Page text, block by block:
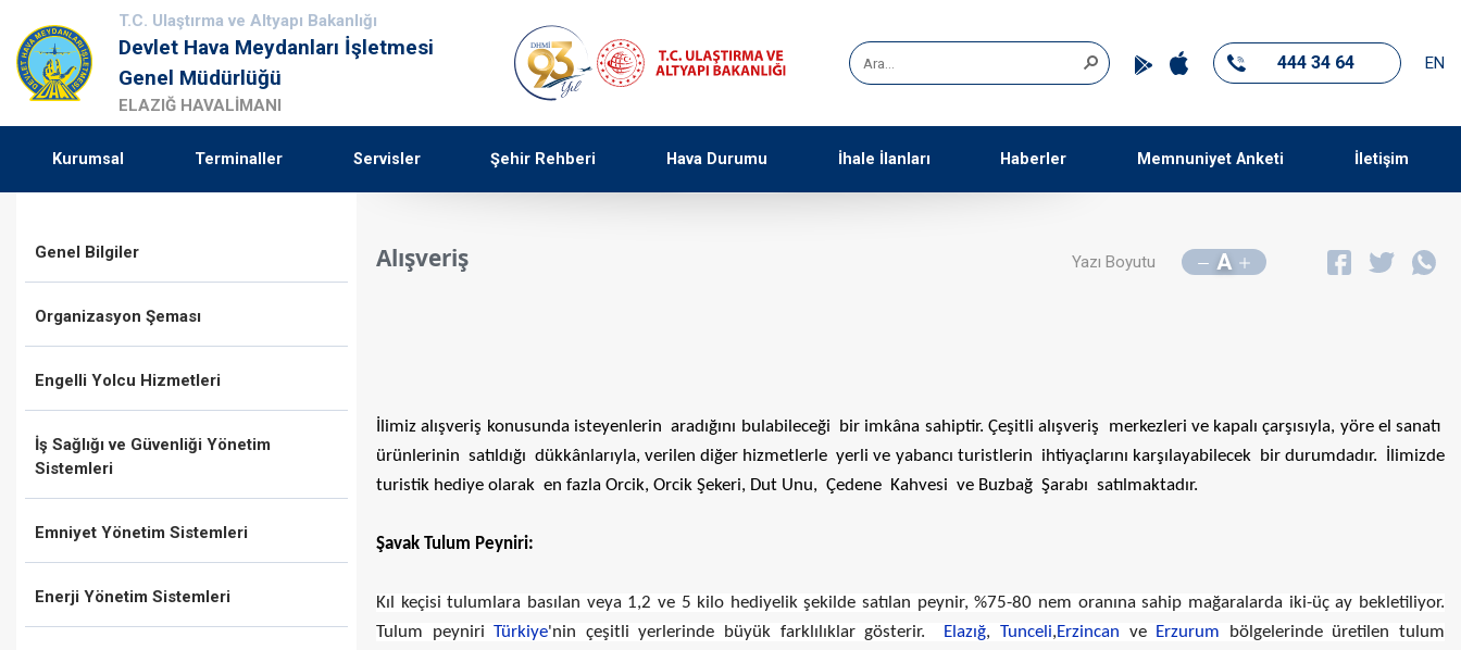
T.C. Ulaştırma ve Altyapı Bakanlığı
Devlet Hava Meydanları İşletmesi
Genel Müdürlüğü
ELAZIĞ HAVALİMANI
444 34 64 EN
Kurumsal Terminaller Servisler Şehir Rehberi Hava Durumu İhale İlanları Haberler Memnuniyet Anketi İletişim
Genel Bilgiler
Organizasyon Şeması
Engelli Yolcu Hizmetleri
İş Sağlığı ve Güvenliği Yönetim
Sistemleri
Emniyet Yönetim Sistemleri
Enerji Yönetim Sistemleri
Alışveriş Yazı Boyutu A
İlimiz alışveriş konusunda isteyenlerin aradığını bulabileceği bir imkâna sahiptir. Çeşitli alışveriş merkezleri ve kapalı çarşısıyla, yöre el sanatı
ürünlerinin satıldığı dükkânlarıyla, verilen diğer hizmetlerle yerli ve yabancı turistlerin ihtiyaçlarını karşılayabilecek bir durumdadır. İlimizde
turistik hediye olarak en fazla Orcik, Orcik Şekeri, Dut Unu, Çedene Kahvesi ve Buzbağ Şarabı satılmaktadır.
Şavak Tulum Peyniri:
Kıl keçisi tulumlara basılan veya 1,2 ve 5 kilo hediyelik şekilde satılan peynir, %75-80 nem oranına sahip mağaralarda iki-üç ay bekletiliyor.
Tulum peyniriTürkiye'nin çeşitli yerlerinde büyük farklılıklar gösterir. Elazığ,Tunceli,Erzincan ve Erzurum bölgelerinde üretilen tulum